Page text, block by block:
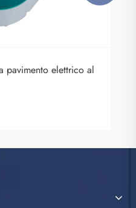
pavimento elettrico al